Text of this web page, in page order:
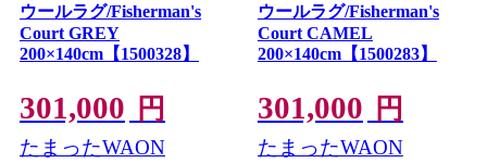
ウールラグ/Fisherman's
Court GREY
200×140cm【1500328】
301,000 円
たまったWAON
ウールラグ/Fisherman's
Court CAMEL
200×140cm【1500283】
301,000 円
たまったWAON